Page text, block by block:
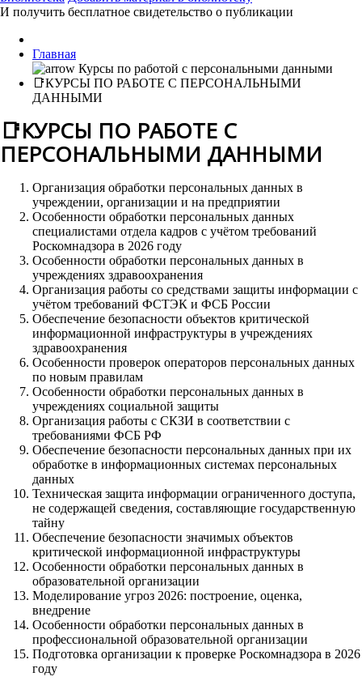
И получить бесплатное свидетельство о публикации
Главная
📑КУРСЫ ПО РАБОТЕ С ПЕРСОНАЛЬНЫМИ
ДАННЫМИ
📑КУРСЫ ПО РАБОТЕ С
ПЕРСОНАЛЬНЫМИ ДАННЫМИ
Организация обработки персональных данных в
учреждении, организации и на предприятии
Особенности обработки персональных данных
специалистами отдела кадров с учётом требований
Роскомнадзора в 2026 году
Особенности обработки персональных данных в
учреждениях здравоохранения
Организация работы со средствами защиты информации с
учётом требований ФСТЭК и ФСБ России
Обеспечение безопасности объектов критической
информационной инфраструктуры в учреждениях
здравоохранения
Особенности проверок операторов персональных данных
по новым правилам
Особенности обработки персональных данных в
учреждениях социальной защиты
Организация работы с СКЗИ в соответствии с
требованиями ФСБ РФ
Обеспечение безопасности персональных данных при их
обработке в информационных системах персональных
данных
Техническая защита информации ограниченного доступа,
не содержащей сведения, составляющие государственную
тайну
Обеспечение безопасности значимых объектов
критической информационной инфраструктуры
Особенности обработки персональных данных в
образовательной организации
Моделирование угроз 2026: построение, оценка,
внедрение
Особенности обработки персональных данных в
профессиональной образовательной организации
Подготовка организации к проверке Роскомнадзора в 2026
году